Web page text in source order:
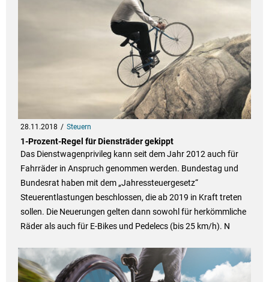
28.11.2018 Steuern
1-Prozent-Regel für Diensträder gekippt
Das Dienstwagenprivileg kann seit dem Jahr 2012 auch für
Fahrräder in Anspruch genommen werden. Bundestag und
Bundesrat haben mit dem „Jahressteuergesetz“
Steuerentlastungen beschlossen, die ab 2019 in Kraft treten
sollen. Die Neuerungen gelten dann sowohl für herkömmliche
Räder als auch für E-Bikes und Pedelecs (bis 25 km/h). N